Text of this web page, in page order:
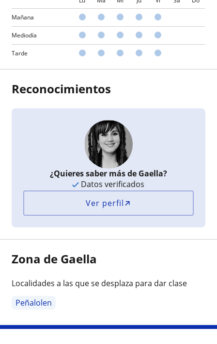
Mañana
Mediodía
Tarde
Reconocimientos
¿Quieres saber más de Gaella?
Datos verificados
Ver perfil
Zona de Gaella
Localidades a las que se desplaza para dar clase
Peñalolen